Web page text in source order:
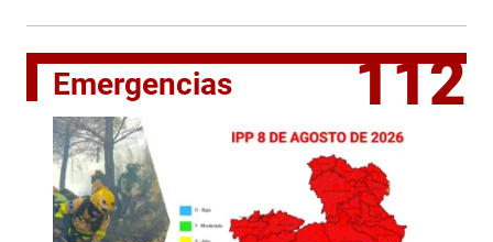
Emergencias 112